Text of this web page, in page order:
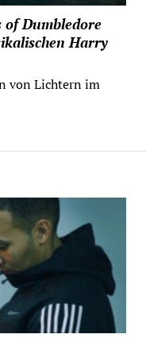
of Dumbledore
Harry
von Lichtern im